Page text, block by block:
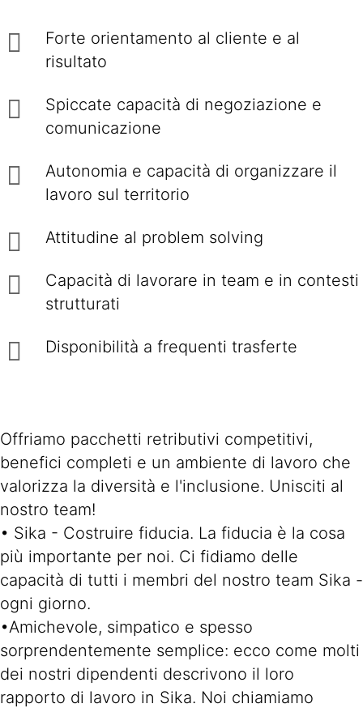
Forte orientamento al cliente e al
risultato
Spiccate capacità di negoziazione e
comunicazione
Autonomia e capacità di organizzare il
lavoro sul territorio
Attitudine al problem solving
Capacità di lavorare in team e in contesti
strutturati
Disponibilità a frequenti trasferte
Offriamo pacchetti retributivi competitivi,
benefici completi e un ambiente di lavoro che
valorizza la diversità e l'inclusione. Unisciti al
nostro team!
• Sika - Costruire fiducia. La fiducia è la cosa
più importante per noi. Ci fidiamo delle
capacità di tutti i membri del nostro team Sika -
ogni giorno.
•Amichevole, simpatico e spesso
sorprendentemente semplice: ecco come molti
dei nostri dipendenti descrivono il loro
rapporto di lavoro in Sika. Noi chiamiamo